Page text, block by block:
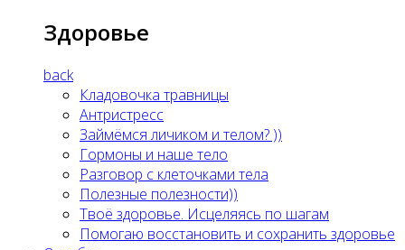
Здоровье
back
Кладовочка травницы
Антристресс
Займёмся личиком и телом? ))
Гормоны и наше тело
Разговор с клеточками тела
Полезные полезности))
Твоё здоровье. Исцеляясь по шагам
Помогаю восстановить и сохранить здоровье